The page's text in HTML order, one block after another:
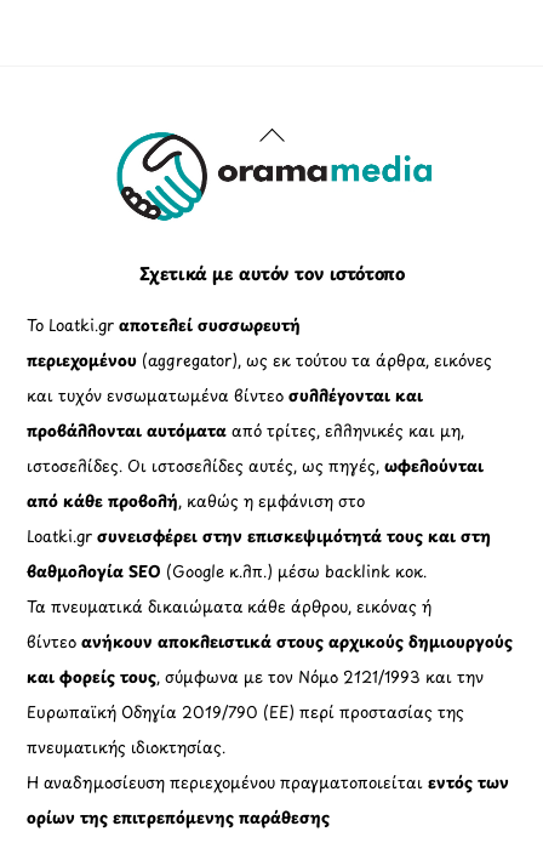
Back
To
Σχετικά με αυτόν τον ιστότοπο
Το Loatki.grαποτελεί συσσωρευτή
περιεχομένου (aggregator), ως εκ τούτου τα άρθρα, εικόνες
και τυχόν ενσωματωμένα βίντεοσυλλέγονται και
προβάλλονται αυτόματααπό τρίτες, ελληνικές και μη,
ιστοσελίδες. Οι ιστοσελίδες αυτές, ως πηγές,ωφελούνται
από κάθε προβολή, καθώς η εμφάνιση στο
Loatki.gr συνεισφέρει στην επισκεψιμότητά τους και στη
βαθμολογία SEO (Google κ.λπ.) μέσω backlink κοκ.
Τα πνευματικά δικαιώματα κάθε άρθρου, εικόνας ή
βίντεοανήκουν αποκλειστικά στους αρχικούς δημιουργούς
και φορείς τους, σύμφωνα με τον Νόμο 2121/1993 και την
Ευρωπαϊκή Οδηγία 2019/790 (ΕΕ) περί προστασίας της
πνευματικής ιδιοκτησίας.
Η αναδημοσίευση περιεχομένου πραγματοποιείταιεντός των
ορίων της επιτρεπόμενης παράθεσης